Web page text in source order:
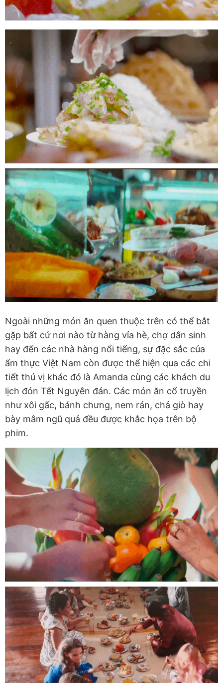
Ngoài những món ăn quen thuộc trên có thể bắt
gặp bất cứ nơi nào từ hàng vỉa hè, chợ dân sinh
hay đến các nhà hàng nổi tiếng, sự đặc sắc của
ẩm thực Việt Nam còn được thể hiện qua các chi
tiết thú vị khác đó là Amanda cùng các khách du
lịch đón Tết Nguyên đán. Các món ăn cổ truyền
như xôi gấc, bánh chưng, nem rán, chả giò hay
bày mâm ngũ quả đều được khắc họa trên bộ
phim.